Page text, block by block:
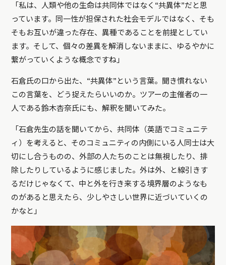
「私は、人類や他の生命は共同体ではなく“共異体”だと思
っています。同一性が担保された社会モデルではなく、そも
そもお互いが違った存在、異種であることを前提としてい
ます。そして、個々の差異を解消しないままに、ゆるやかに
繋がっていくような概念ですね」
石倉氏の口から出た、“共異体”という言葉。聞き慣れない
この言葉を、どう捉えたらいいのか。ツアーの主催者の一
人である鈴木杏奈氏にも、解釈を聞いてみた。
「石倉先生の話を聞いてから、共同体（英語でコミュニテ
ィ）を考えると、そのコミュニティの内側にいる人同士は大
切にし合うものの、外部の人たちのことは無視したり、排
除したりしているように感じました。外は外、と線引きす
るだけじゃなくて、中と外を行き来する境界層のようなも
のがあると思えたら、少しやさしい世界に近づいていくの
かなと」